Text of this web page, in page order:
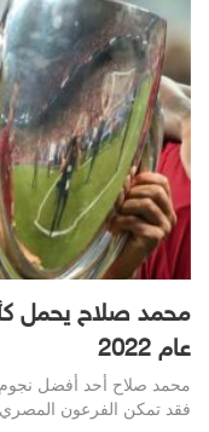
محمد صلاح يحمل
عام 2022
محمد صلاح أحد أفضل نجوم
فقد تمكن الفرعون